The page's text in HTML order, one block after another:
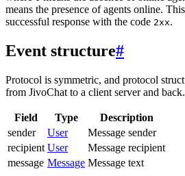
means the presence of agents online.
successful response with the code 2xx.
Event structure#
Protocol is symmetric, and protocol
from JivoChat to a client server and back.
Field Type
Description
sender
User
Message sender
recipient User
Message recipient
message Message Message text